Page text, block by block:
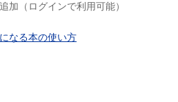
加（ログインで利用可能）
なる本の使い方